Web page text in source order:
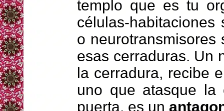
templo que es tu
células-
o
esas cerraduras. Un
la cerradura, recibe
uno que atasque
puerta, es un